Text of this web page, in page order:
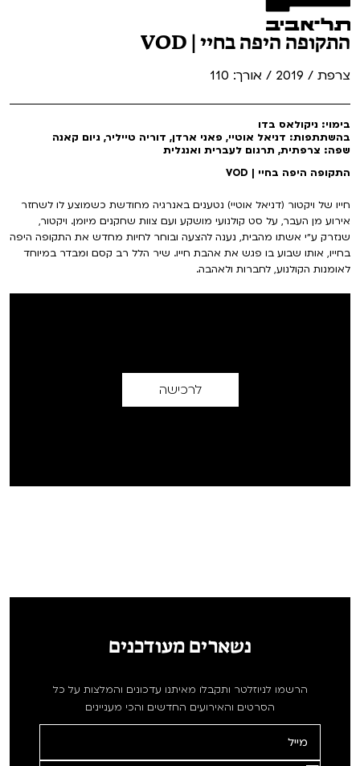
התקופה היפה בחיי | VOD
צרפת / 2019 / אורך: 110
בימוי: ניקולאס בדו
בהשתתפות: דניאל אוטיי, פאני ארדן, דוריה טייליר, גיום קאנה
שפה: צרפתית, תרגום לעברית ואנגלית
התקופה היפה בחיי | VOD
חייו של ויקטור (דניאל אוטיי) נטענים באנרגיה מחודשת כשמוצע לו לשחזר
אירוע מן העבר, על סט קולנועי מושקע ועם צוות שחקנים מיומן. ויקטור,
שנזרק ע״י אשתו מהבית, נענה להצעה ובוחר לחיות מחדש את התקופה היפה
בחייו, אותו שבוע בו פגש את אהבת חייו. שיר הלל רב קסם ומבדר במיוחד
לאומנות הקולנוע, לחברות ולאהבה.
לרכישה
נשארים מעודכנים
הרשמו לניוזלטר ותקבלו מאיתנו עדכונים והמלצות על כל
הסרטים והאירועים החדשים והכי מעניינים